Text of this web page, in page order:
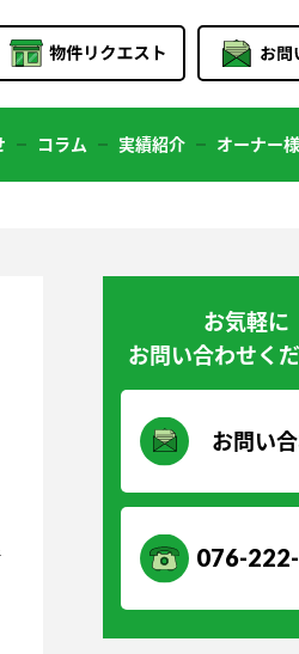
コラム 実績紹介 オーナー
お気軽に
お問い合わせく
お問い
076-